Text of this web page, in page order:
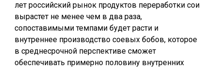
лет российский рынок продуктов переработки сои
вырастет не менее чем в два раза,
сопоставимыми темпами будет расти и
внутреннее производство соевых бобов, которое
в среднесрочной перспективе сможет
обеспечивать примерно половину внутренних